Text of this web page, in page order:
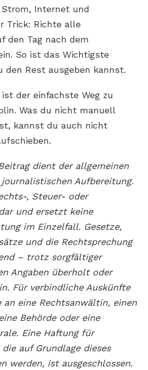
Strom, Internet und
Trick: Richte alle
den Tag nach dem
So ist das Wichtigste
den Rest ausgeben kannst.
der einfachste Weg zu
Was du nicht manuell
kannst du auch nicht
dient der allgemeinen
Aufbereitung.
, Steuer- oder
und ersetzt keine
im Einzelfall. Gesetze,
und die Rechtsprechung
– trotz sorgfältiger
Angaben überholt oder
Für verbindliche Auskünfte
eine Rechtsanwältin, einen
Behörde oder eine
Eine Haftung für
auf Grundlage dieses
werden, ist ausgeschlossen.